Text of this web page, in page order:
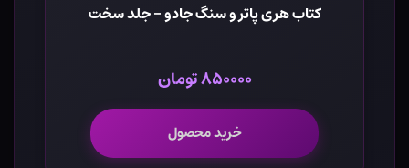
کتاب هری پاتر و سنگ جادو - جلد سخت
۸۵۰۰۰۰ تومان
خرید محصول